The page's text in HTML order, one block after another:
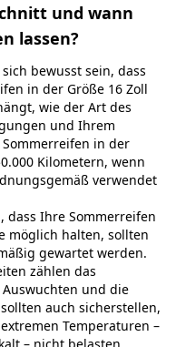
und wann
lassen?
bewusst sein, dass
in der Größe 16 Zoll
wie der Art des
und Ihrem
in der
Kilometern, wenn
verwendet
dass Ihre Sommerreifen
möglich halten, sollten
gewartet werden.
zählen das
und die
auch sicherstellen,
Temperaturen –